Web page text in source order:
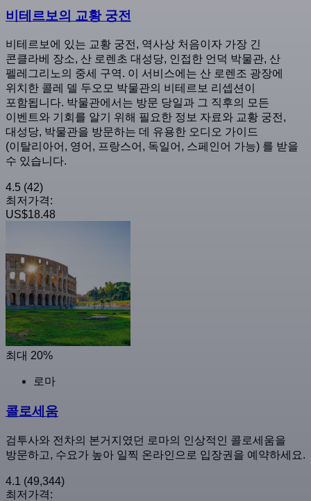
비테르보의 교황 궁전
비테르보에 있는 교황 궁전, 역사상 처음이자 가장 긴
콘클라베 장소, 산 로렌초 대성당, 인접한 언덕 박물관, 산
펠레그리노의 중세 구역. 이 서비스에는 산 로렌조 광장에
위치한 콜레 델 두오모 박물관의 비테르보 리셉션이
포함됩니다. 박물관에서는 방문 당일과 그 직후의 모든
이벤트와 기회를 알기 위해 필요한 정보 자료와 교황 궁전,
대성당, 박물관을 방문하는 데 유용한 오디오 가이드
(이탈리아어, 영어, 프랑스어, 독일어, 스페인어 가능) 를 받을
수 있습니다.
4.5 (42)
최저가격:
US$18.48
최대 20%
로마
콜로세움
검투사와 전차의 본거지였던 로마의 인상적인 콜로세움을
방문하고, 수요가 높아 일찍 온라인으로 입장권을 예약하세요.
4.1 (49,344)
최저가격: